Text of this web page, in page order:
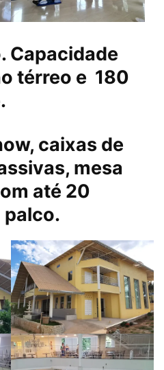
Capacidade
térreo e 180
caixas de
mesa
até 20
palco.